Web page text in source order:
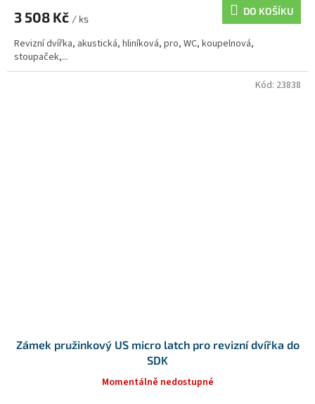
3 508 Kč / ks
DO KOŠÍKU
Revizní dvířka, akustická, hliníková, pro, WC, koupelnová,
stoupaček,...
Zámek pružinkový US micro latch pro revizní dvířka do
SDK
Momentálně nedostupné
Kód: 23838